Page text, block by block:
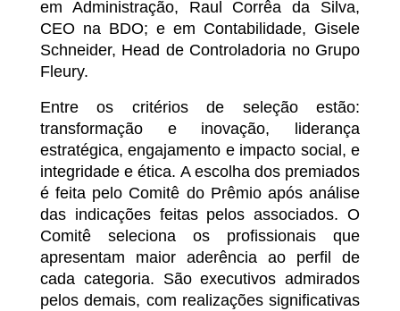
em Administração, Raul Corrêa da Silva,
CEO na BDO; e em Contabilidade, Gisele
Schneider, Head de Controladoria no Grupo
Fleury.
Entre os critérios de seleção estão:
transformação e inovação, liderança
estratégica, engajamento e impacto social, e
integridade e ética. A escolha dos premiados
é feita pelo Comitê do Prêmio após análise
das indicações feitas pelos associados. O
Comitê seleciona os profissionais que
apresentam maior aderência ao perfil de
cada categoria. São executivos admirados
pelos demais, com realizações significativas